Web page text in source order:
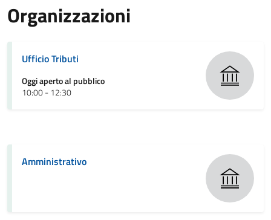
Organizzazioni
Ufficio Tributi
Oggi aperto al pubblico
10:00 - 12:30
Amministrativo